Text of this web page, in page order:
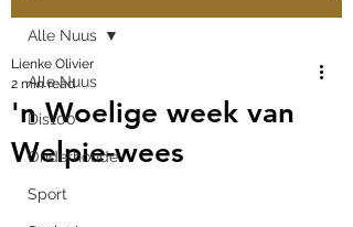
Alle Nuus
Dis100
Onderhoude
Sport
Alle Nuus
'n Woelige week van
Welpie-wees
Lienke Olivier
2 min read